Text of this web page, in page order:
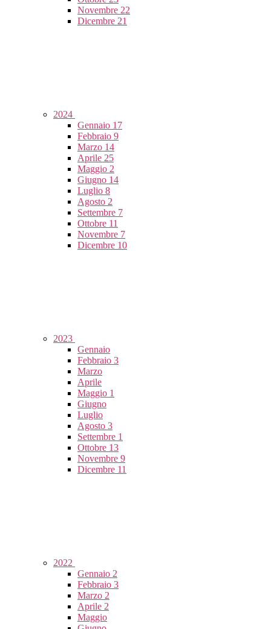
Novembre 22
Dicembre 21
2024
Gennaio 17
Febbraio 9
Marzo 14
Aprile 25
Maggio 2
Giugno 14
Luglio 8
Agosto 2
Settembre 7
Ottobre 11
Novembre 7
Dicembre 10
2023
Gennaio
Febbraio 3
Marzo
Aprile
Maggio 1
Giugno
Luglio
Agosto 3
Settembre 1
Ottobre 13
Novembre 9
Dicembre 11
2022
Gennaio 2
Febbraio 3
Marzo 2
Aprile 2
Maggio